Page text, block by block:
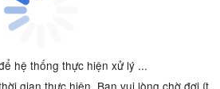
hệ thống thực hiện xử lý ...
gian thực hiện. Bạn vui lòng chờ đợi ít